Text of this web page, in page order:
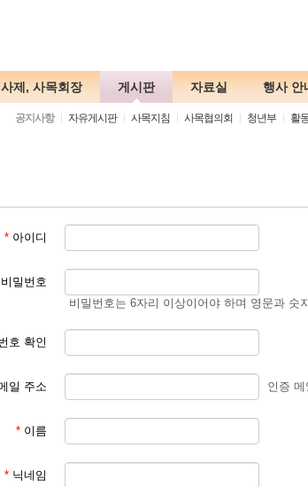
제, 사목회장 게시판 자료실 행사 안
공지사항 자유게시판 사목지침 사목협의회 청년부 활
* 아이디
비밀번호
비밀번호는 6자리 이상이어야 하며 영문과 숫
호 확인
일 주소 인증
* 이름
* 닉네임